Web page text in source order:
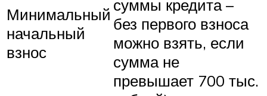
Минимальный
начальный
взнос
суммы кредита –
без первого взноса
можно взять, если
сумма не
превышает 700 тыс.